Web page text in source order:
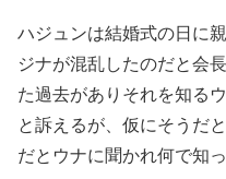
ハジュンは結婚式の日に
ジナが混乱したのだと会
た過去がありそれを知る
と訴えるが、仮にそうだ
だとウナに聞かれ何で知